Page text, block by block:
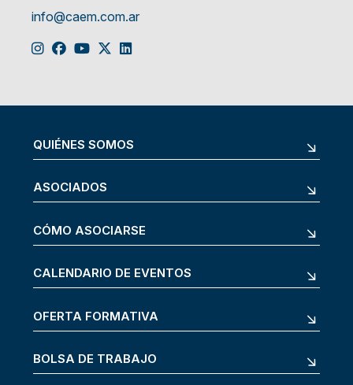
info@caem.com.ar
QUIÉNES SOMOS
ASOCIADOS
CÓMO ASOCIARSE
CALENDARIO DE EVENTOS
OFERTA FORMATIVA
BOLSA DE TRABAJO